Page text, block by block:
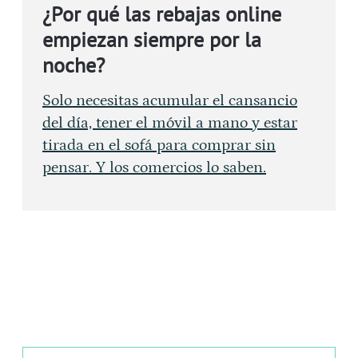
¿Por qué las rebajas online
empiezan siempre por la
noche?
Solo necesitas acumular el cansancio
del día, tener el móvil a mano y estar
tirada en el sofá para comprar sin
pensar. Y los comercios lo saben.